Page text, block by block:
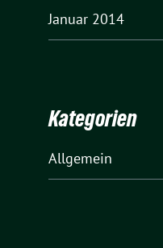
Januar 2014
Kategorien
Allgemein